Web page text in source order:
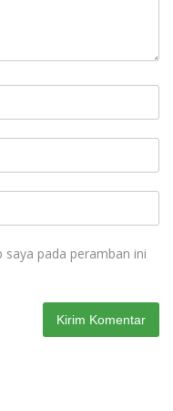
pada peramban ini